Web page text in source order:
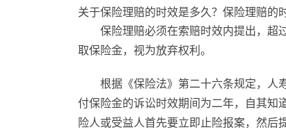
关于保险理赔的时效是多久？保险理赔的
保险理赔必须在索赔时效内提出，超
取保险金，视为放弃权利。
根据《保险法》第二十六条规定，人
付保险金的诉讼时效期间为二年，自其知
险人或受益人首先要立即止险报案，然后